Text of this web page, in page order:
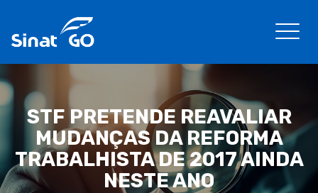
STF PRETENDE REAVALIAR
MUDANÇAS DA REFORMA
TRABALHISTA DE 2017 AINDA
NESTE ANO